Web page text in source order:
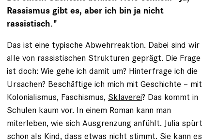
Rassismus gibt es, aber ich bin ja nicht
rassistisch."
Das ist eine typische Abwehrreaktion. Dabei sind wir
alle von rassistischen Strukturen geprägt. Die Frage
ist doch: Wie gehe ich damit um? Hinterfrage ich die
Ursachen? Beschäftige ich mich mit Geschichte – mit
Kolonialismus, Faschismus, Sklaverei? Das kommt in
Schulen kaum vor. In einem Roman kann man
miterleben, wie sich Ausgrenzung anfühlt. Julia spürt
schon als Kind, dass etwas nicht stimmt. Sie kann es